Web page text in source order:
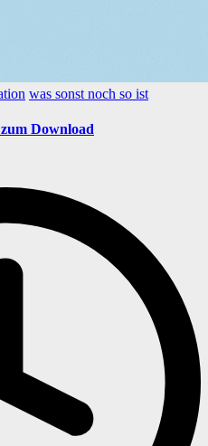
was sonst noch so ist
Download